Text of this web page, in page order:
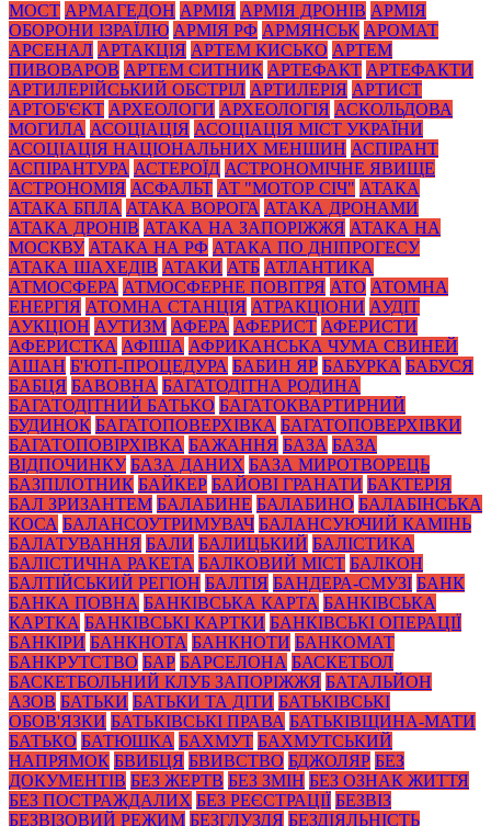
МОСТ АРМАГЕДОН АРМІЯ АРМІЯ ДРОНІВ АРМІЯ
ОБОРОНИ ІЗРАЇЛЮ АРМІЯ РФ АРМЯНСЬК АРОМАТ
АРСЕНАЛ АРТАКЦІЯ АРТЕМ КИСЬКО АРТЕМ
ПИВОВАРОВ АРТЕМ СИТНИК АРТЕФАКТ АРТЕФАКТИ
АРТИЛЕРІЙСЬКИЙ ОБСТРІЛ АРТИЛЕРІЯ АРТИСТ
АРТОБ'ЄКТ АРХЕОЛОГИ АРХЕОЛОГІЯ АСКОЛЬДОВА
МОГИЛА АСОЦІАЦІЯ АСОЦІАЦІЯ МІСТ УКРАЇНИ
АСОЦІАЦІЯ НАЦІОНАЛЬНИХ МЕНШИН АСПІРАНТ
АСПІРАНТУРА АСТЕРОЇД АСТРОНОМІЧНЕ ЯВИЩЕ
АСТРОНОМІЯ АСФАЛЬТ АТ "МОТОР СІЧ" АТАКА
АТАКА БПЛА АТАКА ВОРОГА АТАКА ДРОНАМИ
АТАКА ДРОНІВ АТАКА НА ЗАПОРІЖЖЯ АТАКА НА
МОСКВУ АТАКА НА РФ АТАКА ПО ДНІПРОГЕСУ
АТАКА ШАХЕДІВ АТАКИ АТБ АТЛАНТИКА
АТМОСФЕРА АТМОСФЕРНЕ ПОВІТРЯ АТО АТОМНА
ЕНЕРГІЯ АТОМНА СТАНЦІЯ АТРАКЦІОНИ АУДІТ
АУКЦІОН АУТИЗМ АФЕРА АФЕРИСТ АФЕРИСТИ
АФЕРИСТКА АФІША АФРИКАНСЬКА ЧУМА СВИНЕЙ
АШАН Б'ЮТІ-ПРОЦЕДУРА БАБИН ЯР БАБУРКА БАБУСЯ
БАБЦЯ БАВОВНА БАГАТОДІТНА РОДИНА
БАГАТОДІТНИЙ БАТЬКО БАГАТОКВАРТИРНИЙ
БУДИНОК БАГАТОПОВЕРХІВКА БАГАТОПОВЕРХІВКИ
БАГАТОПОВІРХІВКА БАЖАННЯ БАЗА БАЗА
ВІДПОЧИНКУ БАЗА ДАНИХ БАЗА МИРОТВОРЕЦЬ
БАЗПІЛОТНИК БАЙКЕР БАЙОВІ ГРАНАТИ БАКТЕРІЯ
БАЛ ЗРИЗАНТЕМ БАЛАБИНЕ БАЛАБИНО БАЛАБІНСЬКА
КОСА БАЛАНСОУТРИМУВАЧ БАЛАНСУЮЧИЙ КАМІНЬ
БАЛАТУВАННЯ БАЛИ БАЛИЦЬКИЙ БАЛІСТИКА
БАЛІСТИЧНА РАКЕТА БАЛКОВИЙ МІСТ БАЛКОН
БАЛТІЙСЬКИЙ РЕГІОН БАЛТІЯ БАНДЕРА-СМУЗІ БАНК
БАНКА ПОВНА БАНКІВСЬКА КАРТА БАНКІВСЬКА
КАРТКА БАНКІВСЬКІ КАРТКИ БАНКІВСЬКІ ОПЕРАЦІЇ
БАНКІРИ БАНКНОТА БАНКНОТИ БАНКОМАТ
БАНКРУТСТВО БАР БАРСЕЛОНА БАСКЕТБОЛ
БАСКЕТБОЛЬНИЙ КЛУБ ЗАПОРІЖЖЯ БАТАЛЬЙОН
АЗОВ БАТЬКИ БАТЬКИ ТА ДІТИ БАТЬКІВСЬКІ
ОБОВ'ЯЗКИ БАТЬКІВСЬКІ ПРАВА БАТЬКІВЩИНА-МАТИ
БАТЬКО БАТЮШКА БАХМУТ БАХМУТСЬКИЙ
НАПРЯМОК БВИБЦЯ БВИВСТВО БДЖОЛЯР БЕЗ
ДОКУМЕНТІВ БЕЗ ЖЕРТВ БЕЗ ЗМІН БЕЗ ОЗНАК ЖИТТЯ
БЕЗ ПОСТРАЖДАЛИХ БЕЗ РЕЄСТРАЦІЇ БЕЗВІЗ
БЕЗВІЗОВИЙ РЕЖИМ БЕЗГЛУЗДЯ БЕЗДІЯЛЬНІСТЬ